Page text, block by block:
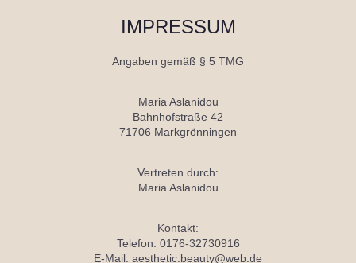
IMPRESSUM
Angaben gemäß § 5 TMG
Maria Aslanidou
Bahnhofstraße 42
71706 Markgrönningen
Vertreten durch:
Maria Aslanidou
Kontakt:
Telefon: 0176-32730916
E-Mail: aesthetic.beauty@web.de